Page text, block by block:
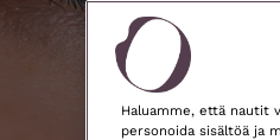
Haluamme, että nautit
personoida sisältöä ja